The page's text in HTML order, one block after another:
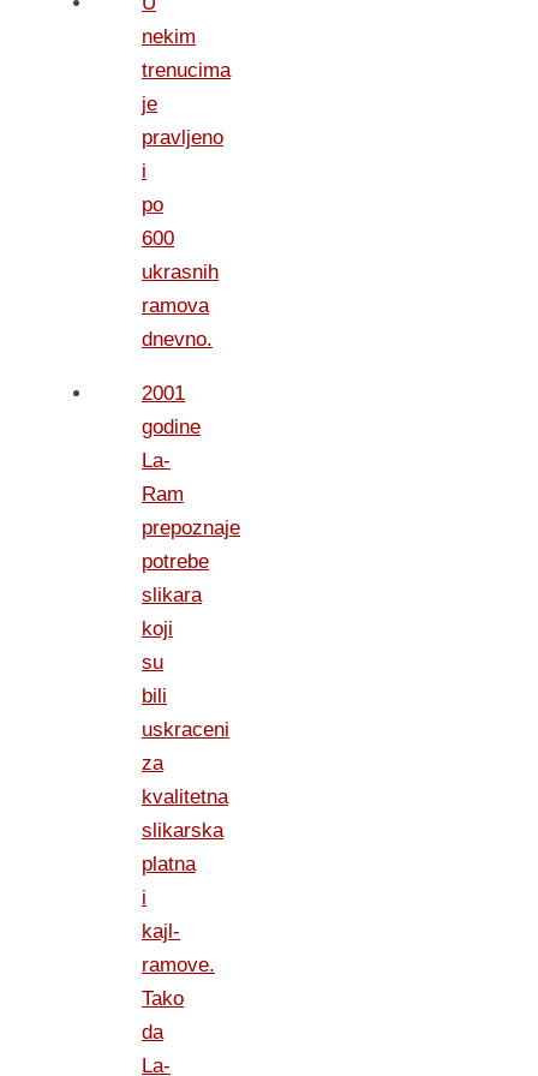
nekim
trenucima
je
pravljeno
i
po
600
ukrasnih
ramova
dnevno.
2001
godine
La-
Ram
prepoznaje
potrebe
slikara
koji
su
bili
uskraceni
za
kvalitetna
slikarska
platna
i
kajl-
ramove.
Tako
da
La-